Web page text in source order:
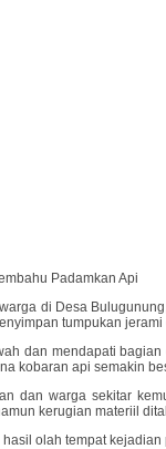
Padamkan Api
di Desa
tumpukan
dan mendapati
kobaran api semakin
dan warga sekitar
kerugian materiil
olah tempat